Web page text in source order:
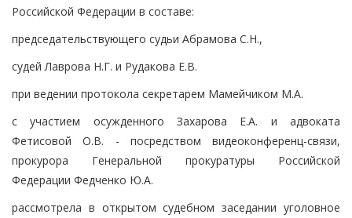
Российской Федерации в составе:
председательствующего судьи Абрамова С.Н.,
судей Лаврова Н.Г. и Рудакова Е.В.
при ведении протокола секретарем Мамейчиком М.А.
с участием осужденного Захарова Е.А. и адвоката
Фетисовой О.В. - посредством видеоконференц-связи,
прокурора Генеральной прокуратуры Российской
Федерации Федченко Ю.А.
рассмотрела в открытом судебном заседании уголовное